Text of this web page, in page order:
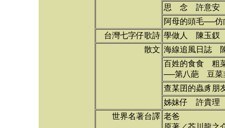
思 念 許意安
阿母的頭毛──
台灣七字仔歌詩 學做人 陳玉釵
散文 海線追風日誌
百姓的食食 粗
──第八葩 豆菜
查某囝的蟲豸
姊妹仔 許貴理
世界名著台譯 老爸